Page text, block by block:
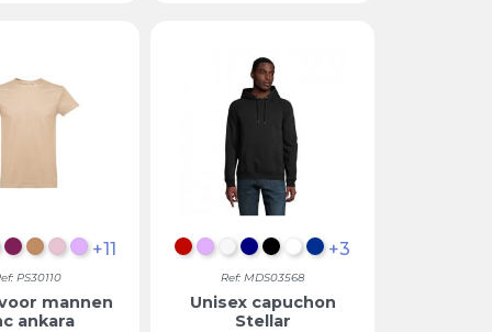
BLAUW LICHTGRIJS
BORDEAUX
LICHTBRUIN
LICHTROZE
LILA
+11
PS30110
mannen
ankara
ANTRACIETMENGSEL
LILAGEBROKEN WIT
DONKERBLAUW
ZWART
WITBLAUW
+3
Ref: MDS03568
Unisex capuchon
Stellar